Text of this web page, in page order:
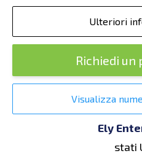
Ulteriori
Richiedi
Visualizza
Ely
stati